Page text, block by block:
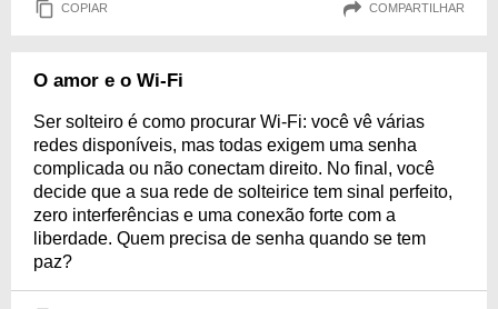
COPIAR COMPARTILHAR
O amor e o Wi-Fi
Ser solteiro é como procurar Wi-Fi: você vê várias
redes disponíveis, mas todas exigem uma senha
complicada ou não conectam direito. No final, você
decide que a sua rede de solteirice tem sinal perfeito,
zero interferências e uma conexão forte com a
liberdade. Quem precisa de senha quando se tem
paz?